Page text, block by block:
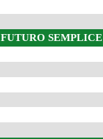
FUTURO SEMPLICE